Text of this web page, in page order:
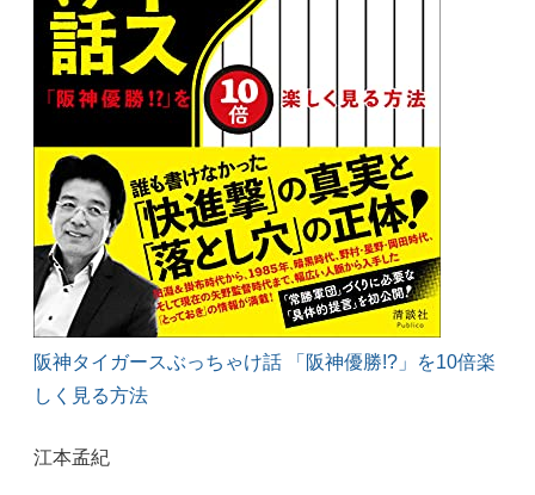
阪神タイガースぶっちゃけ話 「阪神優勝!?」を10倍楽
しく見る方法
江本孟紀